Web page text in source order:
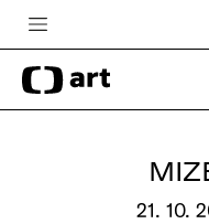
Česká televize
Zpravodajství
21. 10.